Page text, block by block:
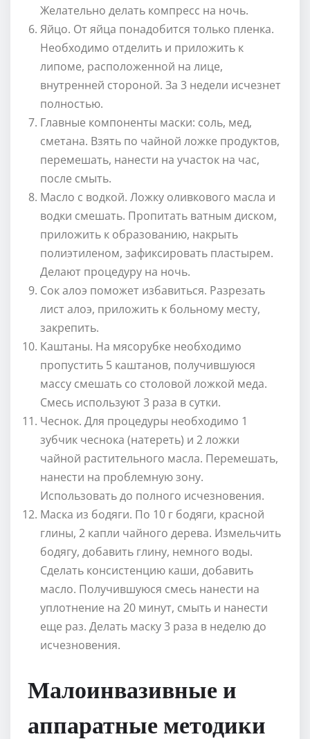
Желательно делать компресс на ночь.
Яйцо. От яйца понадобится только пленка.
Необходимо отделить и приложить к
липоме, расположенной на лице,
внутренней стороной. За 3 недели исчезнет
полностью.
Главные компоненты маски: соль, мед,
сметана. Взять по чайной ложке продуктов,
перемешать, нанести на участок на час,
после смыть.
Масло с водкой. Ложку оливкового масла и
водки смешать. Пропитать ватным диском,
приложить к образованию, накрыть
полиэтиленом, зафиксировать пластырем.
Делают процедуру на ночь.
Сок алоэ поможет избавиться. Разрезать
лист алоэ, приложить к больному месту,
закрепить.
Каштаны. На мясорубке необходимо
пропустить 5 каштанов, получившуюся
массу смешать со столовой ложкой меда.
Смесь используют 3 раза в сутки.
Чеснок. Для процедуры необходимо 1
зубчик чеснока (натереть) и 2 ложки
чайной растительного масла. Перемешать,
нанести на проблемную зону.
Использовать до полного исчезновения.
Маска из бодяги. По 10 г бодяги, красной
глины, 2 капли чайного дерева. Измельчить
бодягу, добавить глину, немного воды.
Сделать консистенцию каши, добавить
масло. Получившуюся смесь нанести на
уплотнение на 20 минут, смыть и нанести
еще раз. Делать маску 3 раза в неделю до
исчезновения.
Малоинвазивные и
аппаратные методики